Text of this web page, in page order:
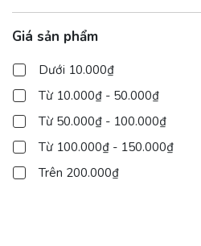
Giá sản phẩm
Dưới 10.000₫
Từ 10.000₫ - 50.000₫
Từ 50.000₫ - 100.000₫
Từ 100.000₫ - 150.000₫
Trên 200.000₫